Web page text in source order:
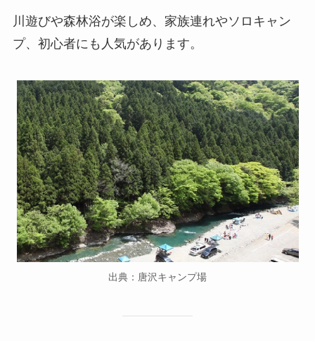
川遊びや森林浴が楽しめ、家族連れやソロキャン
プ、初心者にも人気があります。
出典：唐沢キャンプ場